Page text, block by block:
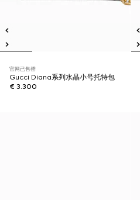
官网已售罄
Gucci Diana系列水晶小号托特包
€ 3.300